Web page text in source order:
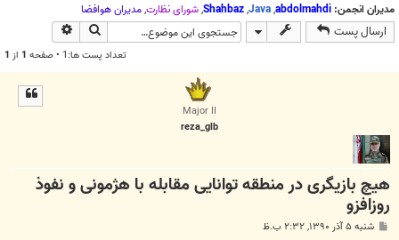
مدیران انجمن: abdolmahdi
,
Java
,
Shahbaz
,شوراي نظارت,مديران هوافضا
ارسال پست جستجو
تعداد پست ها:1 • صفحه 1 از 1
Major II
reza_glb
هیچ بازیگری در منطقه توانایی مقابله با هژمونی و نفوذ
روزافزو
شنبه ۵ آذر ۱۳۹۰, ۲:۳۲ ب.ظ